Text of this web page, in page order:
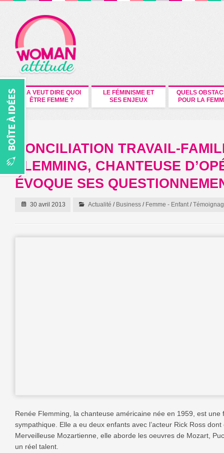
CA VEUT DIRE QUOI
ÊTRE FEMME ?
LE FÉMINISME ET
SES ENJEUX
QUELS
POUR LA
CONCILIATION TRAVAIL-
FLEMMING, CHANTEUSE
ÉVOQUE SES
30 avril 2013 Actualité / Business / Femme - Enfant/
Renée Flemming, la chanteuse américaine née en 1959, est une
sympathique. Elle a eu deux enfants avec l’acteur Rick Ross
Merveilleuse Mozartienne, elle aborde les oeuvres de Mozart,
un réel talent.